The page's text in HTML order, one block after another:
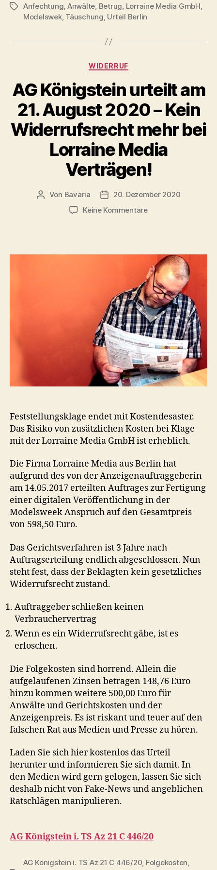
Schlagwörter
Anfechtung Anwälte Betrug Lorraine Media GmbH
Modelswek, Täuschung Urteil Berlin
Kategorien
WIDERRUF
AG Königstein urteilt am
21. August 2020 – Kein
Widerrufsrecht mehr bei
Lorraine Media
Verträgen!
Beitragsautor
Von Bavaria Veröffentlichungsdatum
20. Dezember 2020
Keine Kommentarezu
am
21.
August
2020
–
Kein
Widerrufsrecht
mehr
bei
Lorraine
Media
Verträgen!
Feststellungsklage endet mit Kostendesaster.
Das Risiko von zusätzlichen Kosten bei Klage
mit der Lorraine Media GmbH ist erheblich.
Die Firma Lorraine Media aus Berlin hat
aufgrund des von der Anzeigenauftraggeberin
am 14.05.2017 erteilten Auftrages zur Fertigung
einer digitalen Veröffentlichung in der
Modelsweek Anspruch auf den Gesamtpreis
von 598,50 Euro.
Das Gerichtsverfahren ist 3 Jahre nach
Auftragserteilung endlich abgeschlossen. Nun
steht fest, dass der Beklagten kein gesetzliches
Widerrufsrecht zustand.
Auftraggeber schließen keinen
Verbrauchervertrag
Wenn es ein Widerrufsrecht gäbe, ist es
erloschen.
Die Folgekosten sind horrend. Allein die
aufgelaufenen Zinsen betragen 148,76 Euro
hinzu kommen weitere 500,00 Euro für
Anwälte und Gerichtskosten und der
Anzeigenpreis. Es ist riskant und teuer auf den
falschen Rat aus Medien und Presse zu hören.
Laden Sie sich hier kostenlos das Urteil
herunter und informieren Sie sich damit. In
den Medien wird gern gelogen, lassen Sie sich
deshalb nicht von Fake-News und angeblichen
Ratschlägen manipulieren.
AG Königstein i. TS Az 21 C 446/20
AG Königstein i. TS Az 21 C 446/20, Folgekosten,